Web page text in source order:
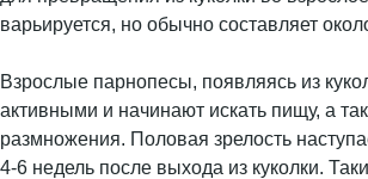
варьируется, но обычно составляет
Взрослые парнопесы, появляясь из
активными и начинают искать пищу, а
размножения. Половая зрелость
4-6 недель после выхода из куколки.